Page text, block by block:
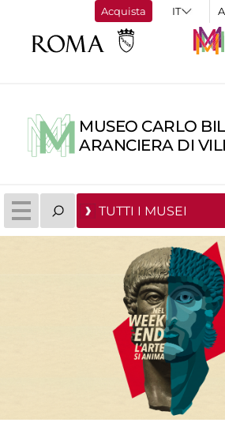
Acquista
MUSEO CARLO
ARANCIERA DI
TUTTI I MUSEI